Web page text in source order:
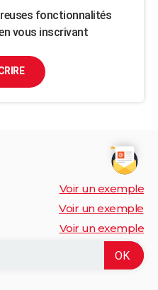
fonctionnalités
vous inscrivant
Voir un exemple
Voir un exemple
Voir un exemple